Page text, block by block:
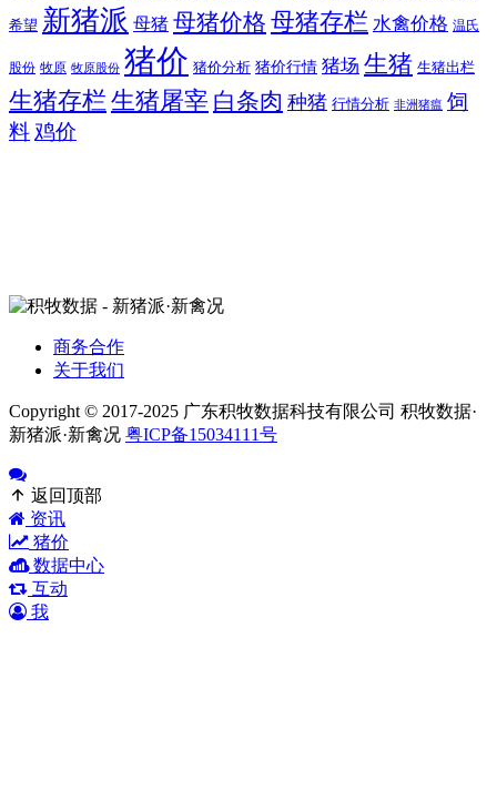
希望 新猪派 母猪 母猪价格 母猪存栏 水禽价格 温氏
股份 牧原 牧原股份 猪价 猪价分析 猪价行情 猪场 生猪 生猪出栏
生猪存栏 生猪屠宰 白条肉 种猪 行情分析 非洲猪瘟 饲
料 鸡价
商务合作
关于我们
Copyright © 2017-2025 广东积牧数据科技有限公司 积牧数据·
新猪派·新禽况 粤ICP备15034111号
返回顶部
资讯
猪价
数据中心
互动
我